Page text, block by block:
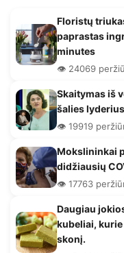
Floristų
paprastas
minutes
👁️ 24069
Skaitymas iš
šalies
👁️ 19919
Mokslininkai
didžiausių
👁️ 17763
Daugiau
kubeliai,
skonį.